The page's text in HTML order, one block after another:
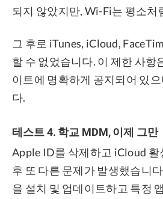
되지 않았지만, Wi-Fi는 평소처
그 후로 iTunes, iCloud,
할 수 없었습니다. 이 제한 사항
이트에 명확하게 공지되어 있
다.
테스트 4. 학교 MDM, 이제 그만
Apple ID를 삭제하고 iCloud 활
후 또 다른 문제가 발생했습니
을 설치 및 업데이트하고 특정